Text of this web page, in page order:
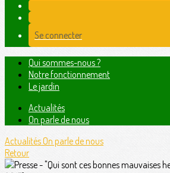
Se connecter
Qui sommes-nous ?
Notre fonctionnement
Le jardin
Actualités
On parle de nous
ActualitésOn parle de nous
Retour